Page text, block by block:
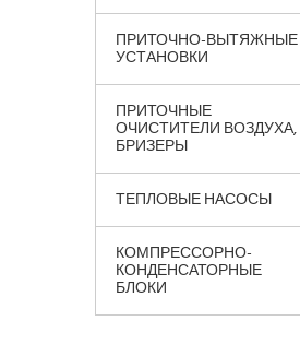
ПРИТОЧНО-ВЫТЯЖНЫЕ
УСТАНОВКИ
ПРИТОЧНЫЕ
ОЧИСТИТЕЛИ ВОЗДУХА,
БРИЗЕРЫ
ТЕПЛОВЫЕ НАСОСЫ
КОМПРЕССОРНО-
КОНДЕНСАТОРНЫЕ
БЛОКИ